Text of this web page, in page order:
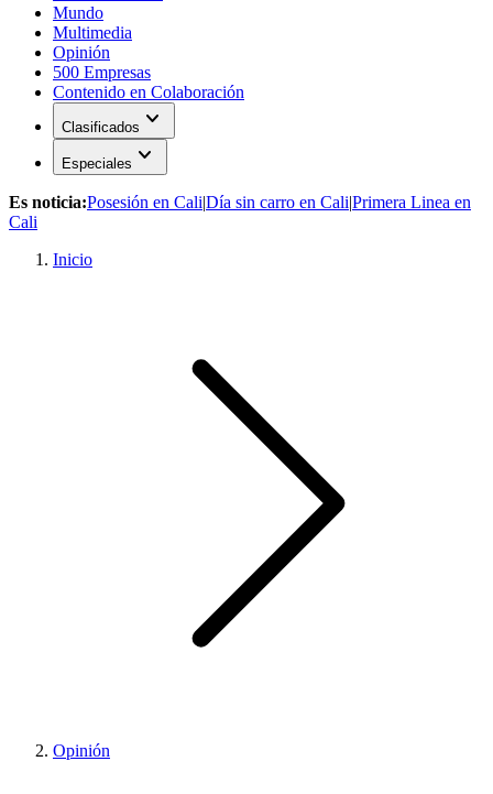
Mundo
Multimedia
Opinión
500 Empresas
Contenido en Colaboración
Clasificados expand_more
Especiales expand_more
Es noticia:Posesión en Cali|Día sin carro en Cali|Primera Linea en
Cali
Inicio
Opinión